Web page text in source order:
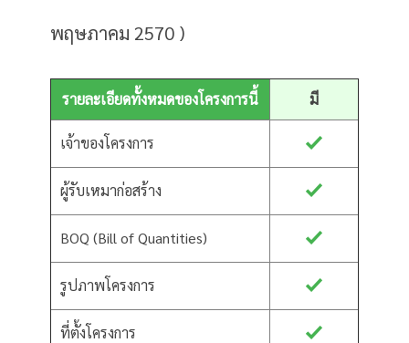
พฤษภาคม 2570 )
รายละเอียดทั้งหมดของโครงการนี้ มี
เจ้าของโครงการ
ผู้รับเหมาก่อสร้าง
BOQ (Bill of Quantities)
รูปภาพโครงการ
ที่ตั้งโครงการ